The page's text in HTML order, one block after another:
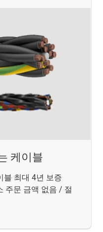
케이블
블 최대 4년 보증
주문 금액 없음 / 절